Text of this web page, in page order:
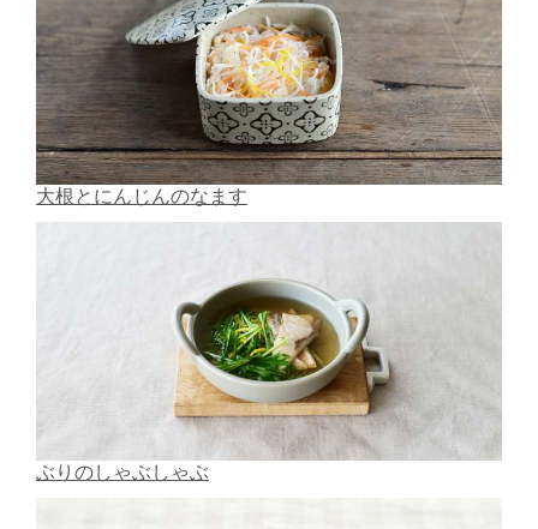
大根とにんじんのなます
ぶりのしゃぶしゃぶ